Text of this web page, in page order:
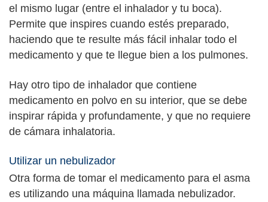
el mismo lugar (entre el inhalador y tu boca).
Permite que inspires cuando estés preparado,
haciendo que te resulte más fácil inhalar todo el
medicamento y que te llegue bien a los pulmones.
Hay otro tipo de inhalador que contiene
medicamento en polvo en su interior, que se debe
inspirar rápida y profundamente, y que no requiere
de cámara inhalatoria.
Utilizar un nebulizador
Otra forma de tomar el medicamento para el asma
es utilizando una máquina llamada nebulizador.